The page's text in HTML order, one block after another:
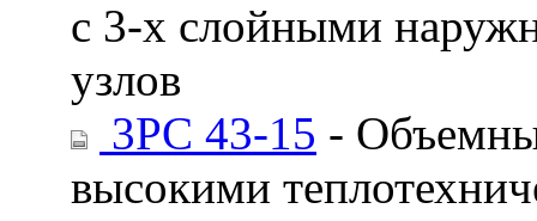
с 3-х слойными
узлов
3РС 43-15 -
высокими